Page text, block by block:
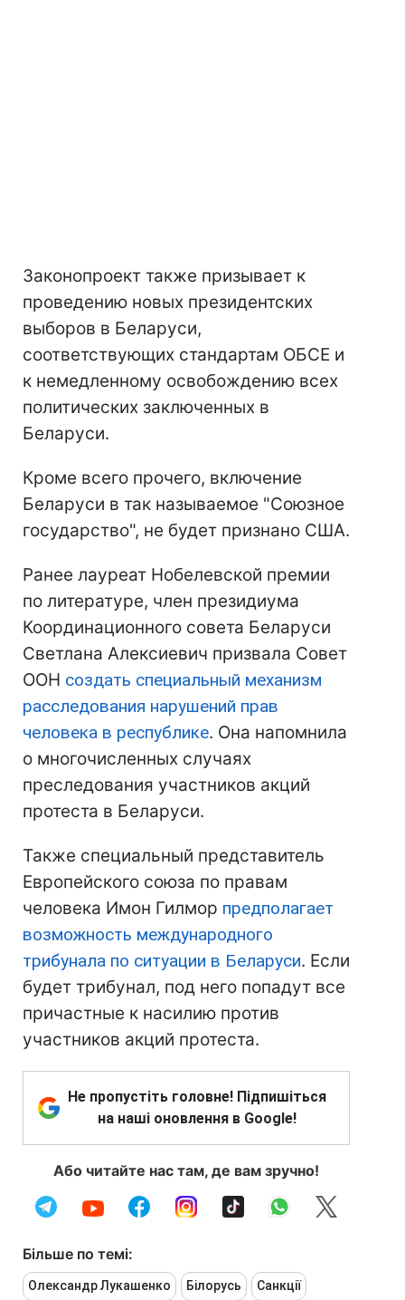
Законопроект также призывает к
проведению новых президентских
выборов в Беларуси,
соответствующих стандартам ОБСЕ и
к немедленному освобождению всех
политических заключенных в
Беларуси.
Кроме всего прочего, включение
Беларуси в так называемое "Союзное
государство", не будет признано США.
Ранее лауреат Нобелевской премии
по литературе, член президиума
Координационного совета Беларуси
Светлана Алексиевич призвала Совет
ООН создать специальный механизм
расследования нарушений прав
человека в республике. Она напомнила
о многочисленных случаях
преследования участников акций
протеста в Беларуси.
Также специальный представитель
Европейского союза по правам
человека Имон Гилмор предполагает
возможность международного
трибунала по ситуации в Беларуси. Если
будет трибунал, под него попадут все
причастные к насилию против
участников акций протеста.
Не пропустіть головне! Підпишіться
на наші оновлення в Google!
Або читайте нас там, де вам зручно!
Більше по темі:
Олександр Лукашенко Білорусь Санкції